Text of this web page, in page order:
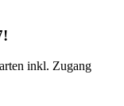
inkl. Zugang